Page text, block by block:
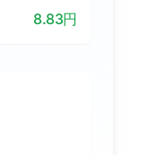
8.83円